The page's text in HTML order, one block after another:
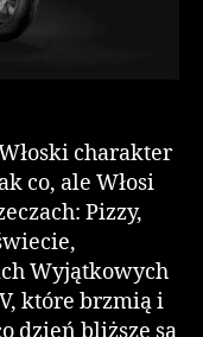
charakter
co, ale Włosi
Pizzy,
Wyjątkowych
które brzmią i
dzień bliższe są